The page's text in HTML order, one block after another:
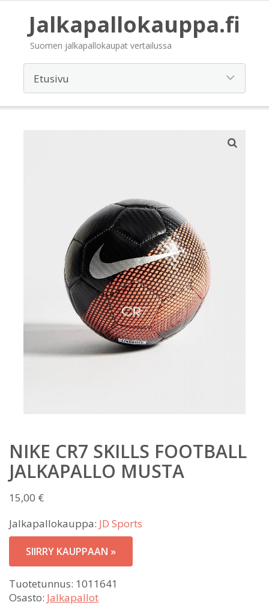
Jalkapallokauppa.fi
Suomen jalkapallokaupat vertailussa
NIKE CR7 SKILLS FOOTBALL
JALKAPALLO MUSTA
15,00 €
Jalkapallokauppa: JD Sports
SIIRRY KAUPPAAN »
Tuotetunnus: 1011641
Osasto: Jalkapallot